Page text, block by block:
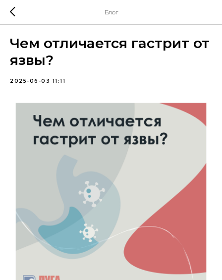
Блог
Чем отличается гастрит от
язвы?
2025-06-03 11:11